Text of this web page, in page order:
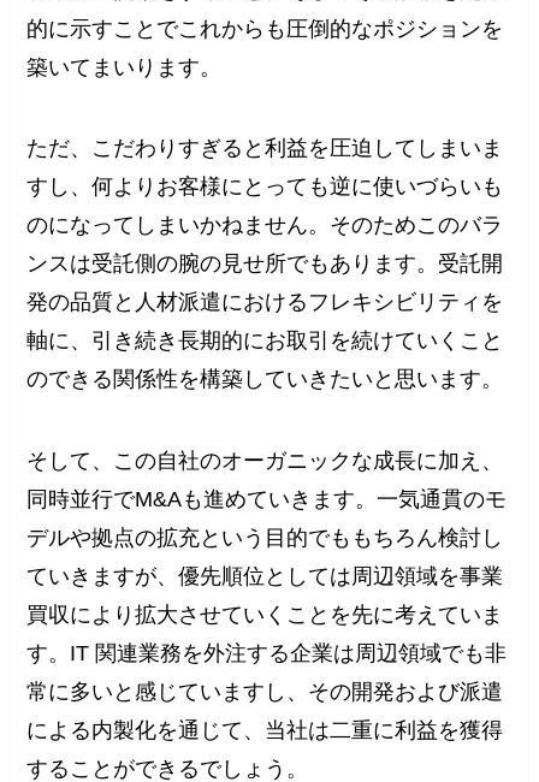
的に示すことでこれからも圧倒的なポジションを
築いてまいります。
ただ、こだわりすぎると利益を圧迫してしまいま
すし、何よりお客様にとっても逆に使いづらいも
のになってしまいかねません。そのためこのバラ
ンスは受託側の腕の見せ所でもあります。受託開
発の品質と人材派遣におけるフレキシビリティを
軸に、引き続き長期的にお取引を続けていくこと
のできる関係性を構築していきたいと思います。
そして、この自社のオーガニックな成長に加え、
同時並行でM&Aも進めていきます。一気通貫のモ
デルや拠点の拡充という目的でももちろん検討し
ていきますが、優先順位としては周辺領域を事業
買収により拡大させていくことを先に考えていま
す。IT 関連業務を外注する企業は周辺領域でも非
常に多いと感じていますし、その開発および派遣
による内製化を通じて、当社は二重に利益を獲得
することができるでしょう。